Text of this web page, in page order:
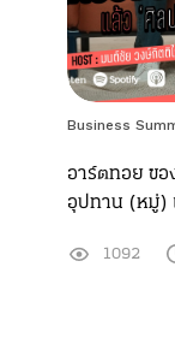
Business
อาร์ตทอย ขอ
อุปทาน (หมู่)
1092